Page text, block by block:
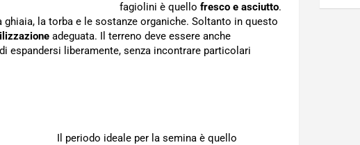
fagiolini è quello fresco e asciutto.
la torba e le sostanze organiche. Soltanto in questo
adeguata. Il terreno deve essere anche
espandersi liberamente, senza incontrare particolari
Il periodo ideale per la semina è quello